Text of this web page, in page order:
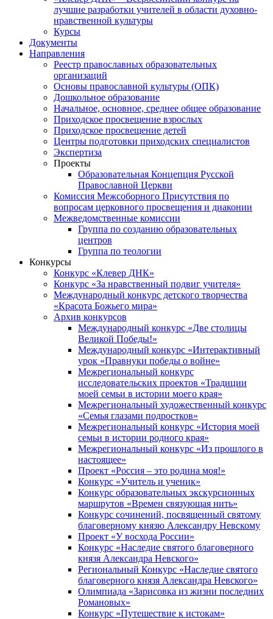
лучшие разработки учителей в области духовно-
нравственной культуры
Курсы
Документы
Направления
Реестр православных образовательных
организаций
Основы православной культуры (ОПК)
Дошкольное образование
Начальное, основное, среднее общее образование
Приходское просвещение взрослых
Приходское просвещение детей
Центры подготовки приходских специалистов
Экспертиза
Проекты
Образовательная Концепция Русской
Православной Церкви
Комиссия Межсоборного Присутствия по
вопросам церковного просвещения и диаконии
Межведомственные комиссии
Группа по созданию образовательных
центров
Группа по теологии
Конкурсы
Конкурс «Клевер ДНК»
Конкурс «За нравственный подвиг учителя»
Международный конкурс детского творчества
«Красота Божьего мира»
Архив конкурсов
Международный конкурс «Две столицы
Великой Победы!»
Международный конкурс «Интерактивный
урок «Правнуки победы о войне»
Межрегиональный конкурс
исследовательских проектов «Традиции
моей семьи в истории моего края»
Межрегиональный художественный конкурс
«Семья глазами подростков»
Межрегиональный конкурс «История моей
семьи в истории родного края»
Межрегиональный конкурс «Из прошлого в
настоящее»
Проект «Россия – это родина моя!»
Конкурс «Учитель и ученик»
Конкурс образовательных экскурсионных
маршрутов «Времен связующая нить»
Конкурс сочинений, посвященный святому
благоверному князю Александру Невскому
Проект «У восхода России»
Конкурс «Наследие святого благоверного
князя Александра Невского»
Региональный Конкурс «Наследие святого
благоверного князя Александра Невского»
Олимпиада «Зарисовка из жизни последних
Романовых»
Конкурс «Путешествие к истокам»